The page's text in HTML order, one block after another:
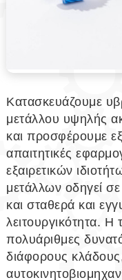
Κατασκευάζουμε
μετάλλου υψηλής
και προσφέρουμε
απαιτητικές
εξαιρετικών
μετάλλων οδηγεί
και σταθερά και
λειτουργικότητα. Η
πολυάριθμες
διάφορους